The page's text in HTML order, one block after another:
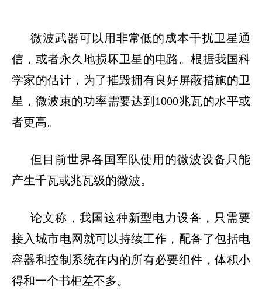
微波武器可以用非常低的成本干扰卫星通
信，或者永久地损坏卫星的电路。根据我国科
学家的估计，为了摧毁拥有良好屏蔽措施的卫
星，微波束的功率需要达到 1000兆瓦的水平或
者更高。
但目前世界各国军队使用的微波设备只能
产生千瓦或兆瓦级的微波。
论文称，我国这种新型电力设备，只需要
接入城市电网就可以持续工作，配备了包括电
容器和控制系统在内的所有必要组件，体积小
得和一个书柜差不多。